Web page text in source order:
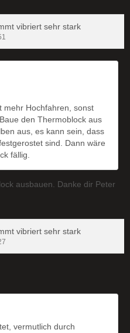
vibriert sehr stark
mehr Hochfahren, sonst
den Thermoblock aus
aus, es kann sein, dass
sind. Dann wäre
fällig.
ausbauen. Danke dir Peter
vibriert sehr stark
vermutlich durch